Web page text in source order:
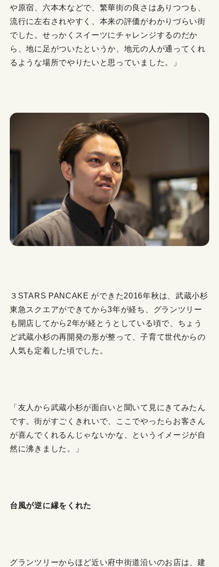
や原宿、六本木などで、繁華街の良さはありつつも、
流行に左右されやすく、本来の評価がわかりづらい街
でした。せっかくスイーツにチャレンジするのだか
ら、地に足がついたというか、地元の人が通ってくれ
るような場所でやりたいと思っていました。」
３STARS PANCAKE ができた2016年秋は、武蔵小杉
東急スクエアができてから3年が経ち、グランツリー
も開店してから2年が経とうとしている頃で、ちょう
ど武蔵小杉の再開発の形が整って、子育て世代からの
人気も定着した頃でした。
「友人から武蔵小杉が面白いと聞いて見にきてみたん
です。街がすごくきれいで、ここでやったらお客さん
が喜んでくれるんじゃないかな、というイメージが自
然に沸きました。」
台風が逆に縁をくれた
グランツリーからほど近い府中街道沿いのお店は、建